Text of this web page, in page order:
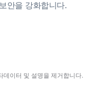
안을 강화합니다.
데이터 및 설명을 제거합니다.